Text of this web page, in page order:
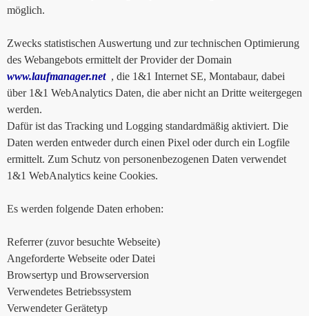
möglich.
Zwecks statistischen Auswertung und zur technischen Optimierung
des Webangebots ermittelt der Provider der Domain
www.laufmanager.net, die 1&1 Internet SE, Montabaur, dabei
über 1&1 WebAnalytics Daten, die aber nicht an Dritte weitergegen
werden.
Dafür ist das Tracking und Logging standardmäßig aktiviert. Die
Daten werden entweder durch einen Pixel oder durch ein Logfile
ermittelt. Zum Schutz von personenbezogenen Daten verwendet
1&1 WebAnalytics keine Cookies.
Es werden folgende Daten erhoben:
Referrer (zuvor besuchte Webseite)
Angeforderte Webseite oder Datei
Browsertyp und Browserversion
Verwendetes Betriebssystem
Verwendeter Gerätetyp